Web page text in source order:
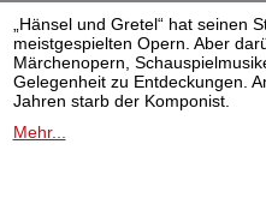
„Hänsel und Gretel“ hat seinen
meistgespielten Opern. Aber
Märchenopern,
Gelegenheit zu Entdeckungen.
Jahren starb der Komponist.
Mehr...